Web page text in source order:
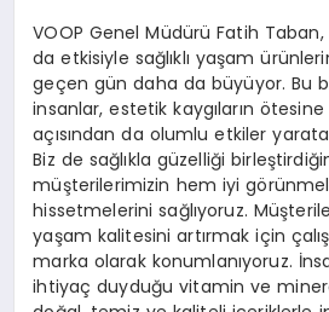
VOOP Genel Müdürü Fatih Taban,
da etkisiyle sağlıklı yaşam
geçen gün daha da büyüyor. Bu
insanlar, estetik kaygıların
açısından da olumlu etkiler
Biz de sağlıkla güzelliği
müşterilerimizin hem iyi
hissetmelerini sağlıyoruz.
yaşam kalitesini artırmak için
marka olarak konumlanıyoruz.
ihtiyaç duyduğu vitamin ve